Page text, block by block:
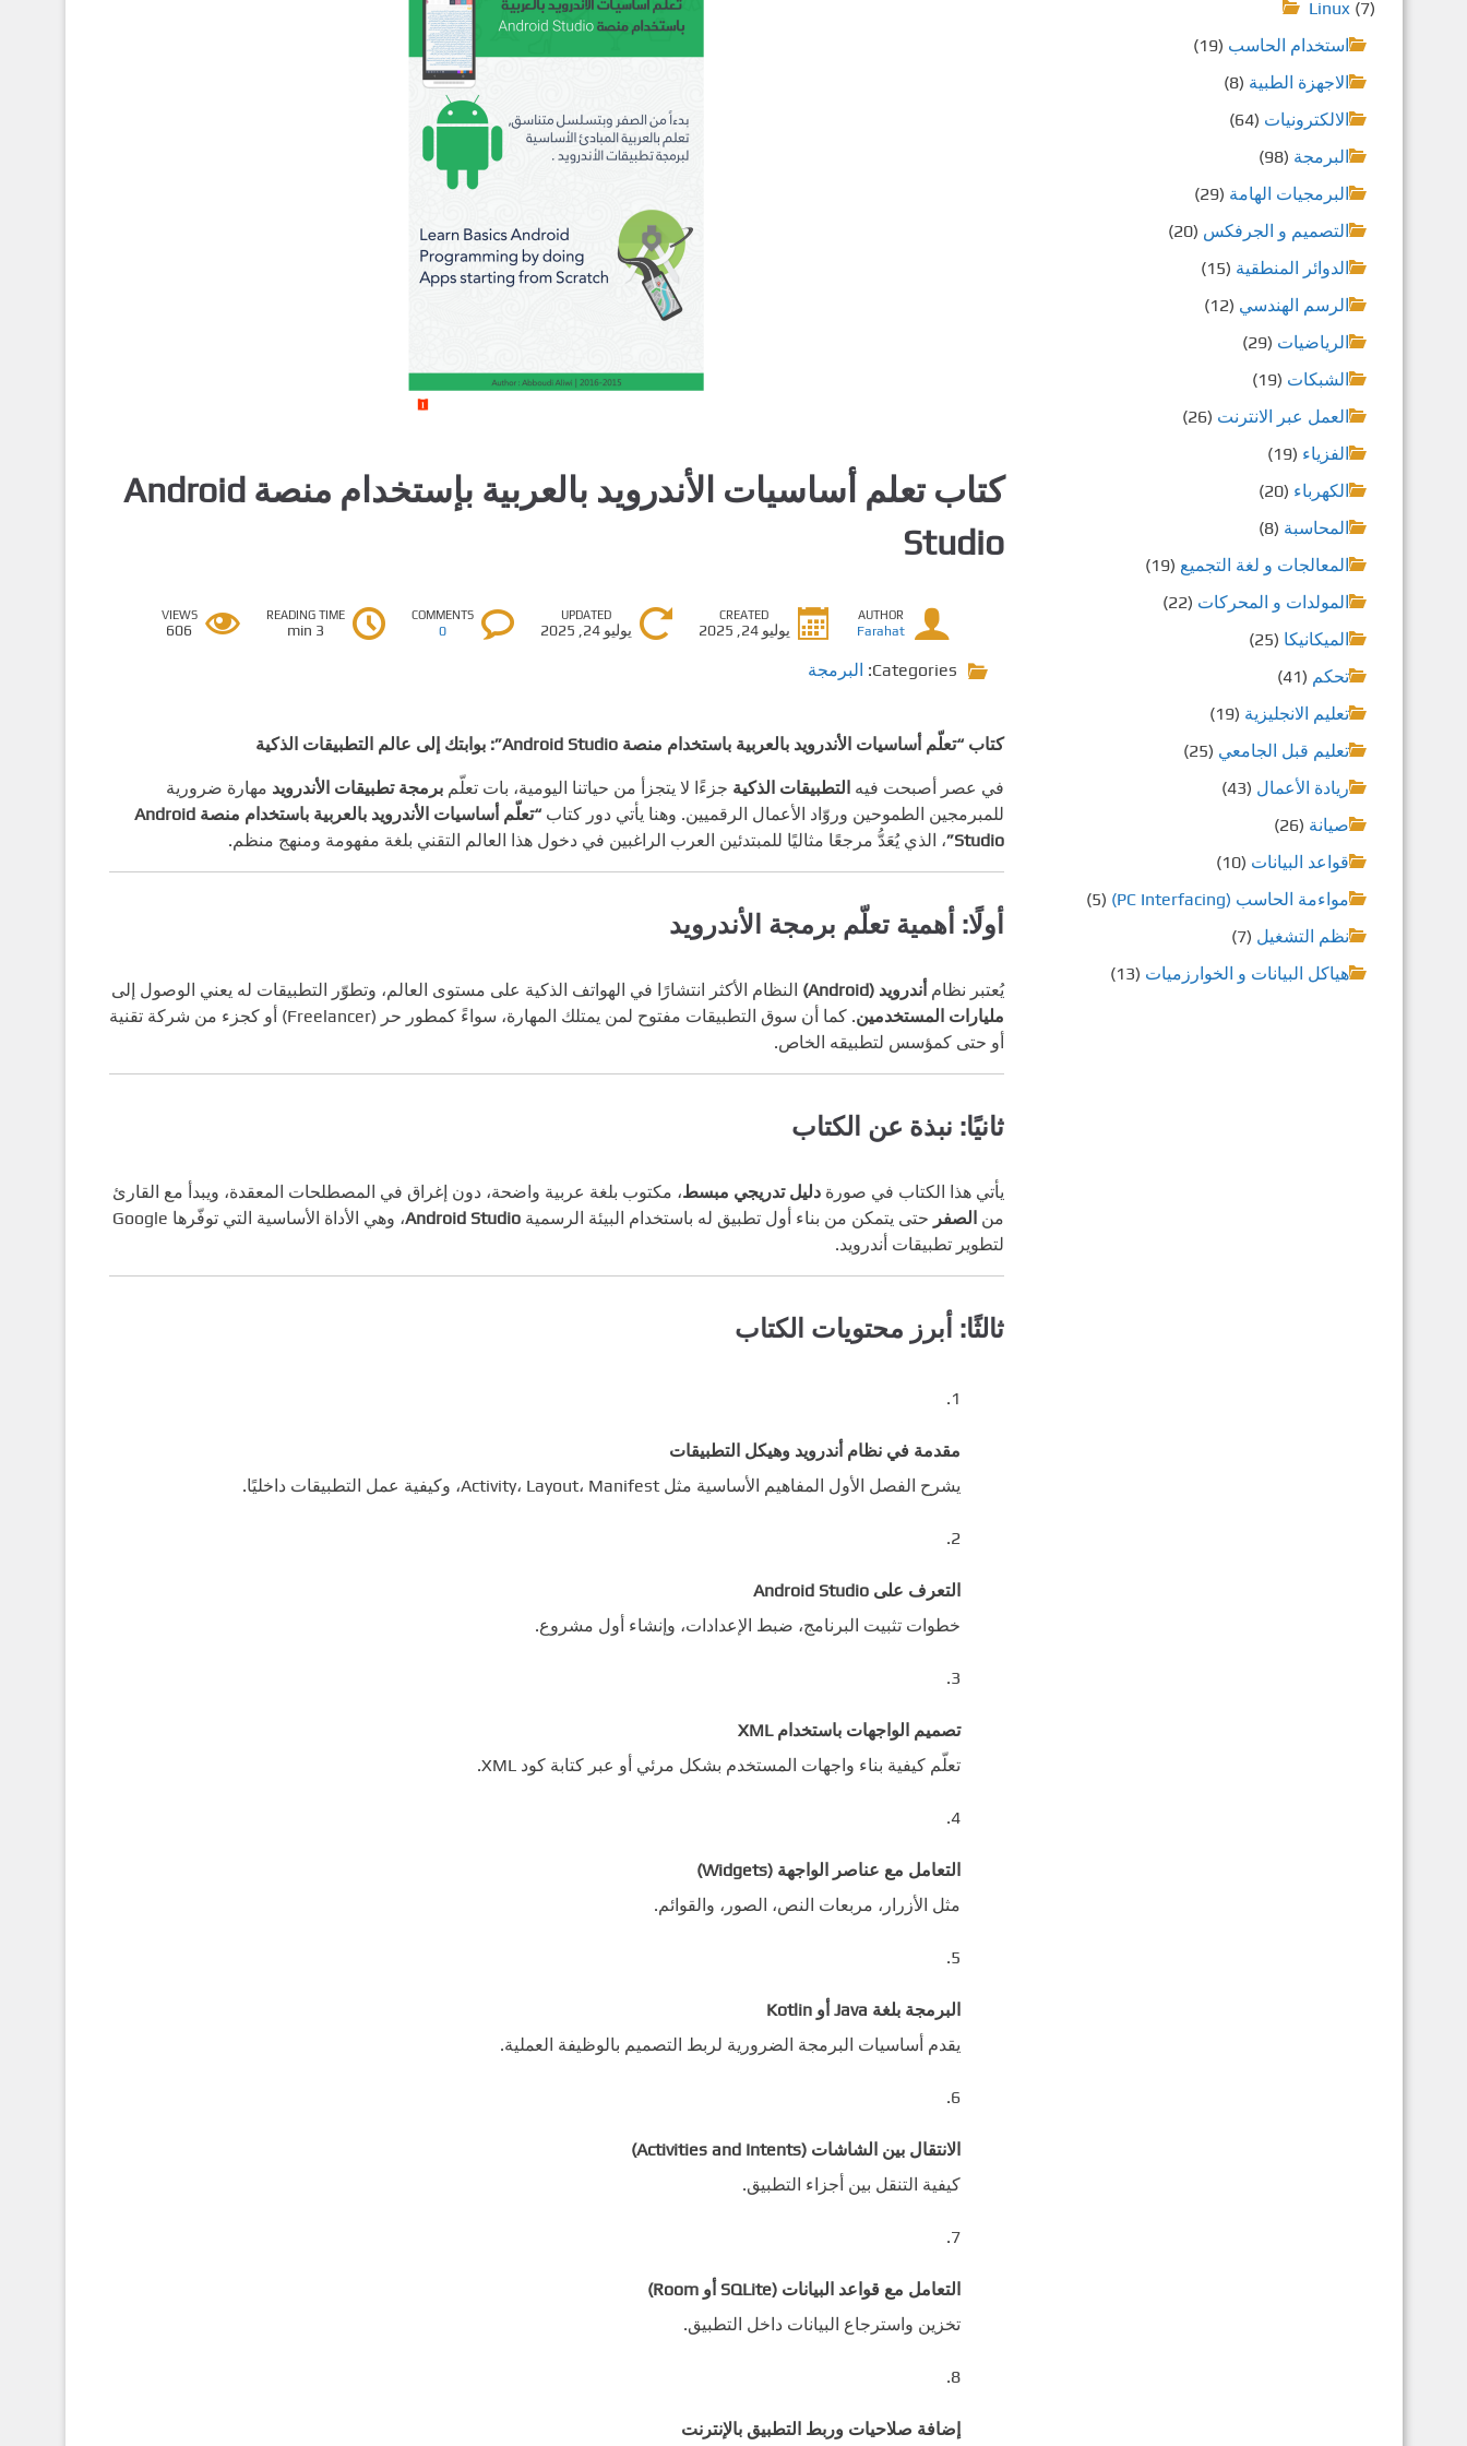
كتاب تعلم أساسيات الأندرويد بالعربية بإستخدام منصة Android
Studio
AUTHOR
Farahat
CREATED
يوليو 24, 2025
UPDATED
يوليو 24, 2025
COMMENTS
0
READING TIME
3 min
VIEWS
606
Categories: البرمجة
كتاب “تعلّم أساسيات الأندرويد بالعربية باستخدام منصة Android Studio”: بوابتك إلى عالم التطبيقات الذكية
في عصر أصبحت فيه التطبيقات الذكية جزءًا لا يتجزأ من حياتنا اليومية، بات تعلّمبرمجة تطبيقات الأندرويد مهارة ضرورية
للمبرمجين الطموحين وروّاد الأعمال الرقميين. وهنا يأتي دور كتاب
“تعلّم أساسيات الأندرويد بالعربية باستخدام منصة Android
Studio” ، الذي يُعَدُّ مرجعًا مثاليًا للمبتدئين العرب الراغبين في دخول هذا العالم التقني بلغة مفهومة ومنهج منظم.
أولًا: أهمية تعلّم برمجة الأندرويد
يُعتبر نظام أندرويد (Android)
النظام الأكثر انتشارًا في الهواتف الذكية على مستوى العالم، وتطوّر التطبيقات له يعني الوصول إلى
مليارات المستخدمين
. كما أن سوق التطبيقات مفتوح لمن يمتلك المهارة، سواءً كمطور حر (Freelancer) أو كجزء من شركة تقنية
أو حتى كمؤسس لتطبيقه الخاص.
ثانيًا: نبذة عن الكتاب
يأتي هذا الكتاب في صورةدليل تدريجي مبسط، مكتوب بلغة عربية واضحة، دون إغراق في المصطلحات المعقدة، ويبدأ مع القارئ
من الصفر حتى يتمكن من بناء أول تطبيق له باستخدام البيئة الرسميةAndroid Studio
، وهي الأداة الأساسية التي توفّرها Google
لتطوير تطبيقات أندرويد.
ثالثًا: أبرز محتويات الكتاب
مقدمة في نظام أندرويد وهيكل التطبيقات
يشرح الفصل الأول المفاهيم الأساسية مثل Activity، Layout، Manifest، وكيفية عمل التطبيقات داخليًا.
التعرف على Android Studio
خطوات تثبيت البرنامج، ضبط الإعدادات، وإنشاء أول مشروع.
تصميم الواجهات باستخدام XML
تعلّم كيفية بناء واجهات المستخدم بشكل مرئي أو عبر كتابة كود XML.
التعامل مع عناصر الواجهة (Widgets)
مثل الأزرار، مربعات النص، الصور، والقوائم.
البرمجة بلغة Java أو Kotlin
يقدم أساسيات البرمجة الضرورية لربط التصميم بالوظيفة العملية.
الانتقال بين الشاشات (Activities and Intents)
كيفية التنقل بين أجزاء التطبيق.
التعامل مع قواعد البيانات (SQLite أو Room)
تخزين واسترجاع البيانات داخل التطبيق.
إضافة صلاحيات وربط التطبيق بالإنترنت
Linux(7)
استخدام الحاسب (19)
الاجهزة الطبية (8)
الالكترونيات (64)
البرمجة (98)
البرمجيات الهامة (29)
التصميم و الجرفكس (20)
الدوائر المنطقية (15)
الرسم الهندسي (12)
الرياضيات (29)
الشبكات (19)
العمل عبر الانترنت (26)
الفزياء (19)
الكهرباء (20)
المحاسبة (8)
المعالجات و لغة التجميع (19)
المولدات و المحركات (22)
الميكانيكا (25)
تحكم (41)
تعليم الانجليزية (19)
تعليم قبل الجامعي (25)
ريادة الأعمال (43)
صيانة (26)
قواعد البيانات (10)
مواءمة الحاسب (PC Interfacing)
(5)
نظم التشغيل (7)
هياكل البيانات و الخوارزميات (13)